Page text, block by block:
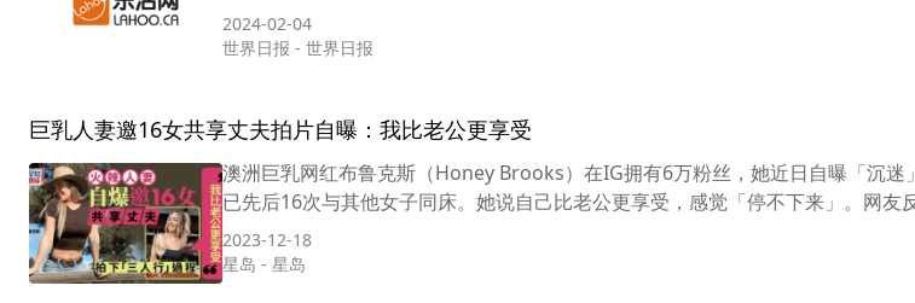
2024-02-04
世界日报 - 世界日报
巨乳人妻邀16女共享丈夫拍片自曝：我比老公更享受
澳洲巨乳网红布鲁克斯（Honey Brooks）在IG拥有6万粉丝，她近日自曝「沉迷
已先后16次与其他女子同床。她说自己比老公更享受，感觉「停不下来」。网友
2023-12-18
星岛 - 星岛